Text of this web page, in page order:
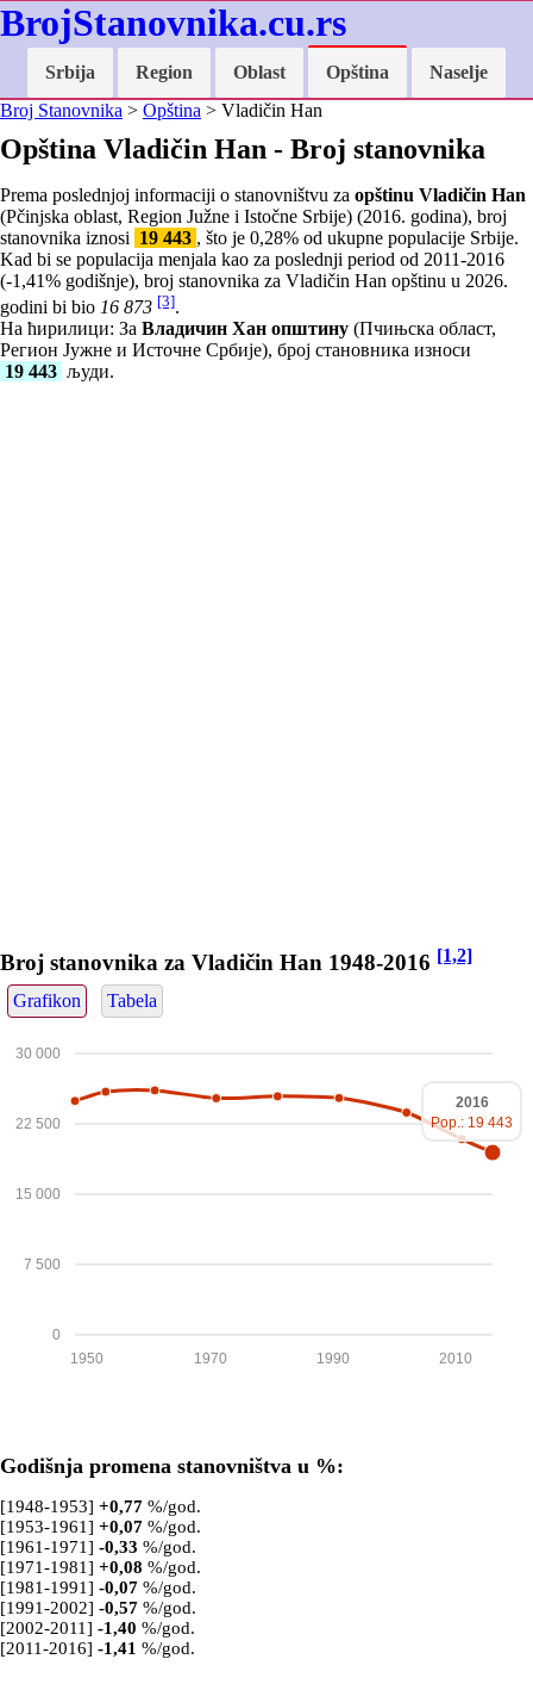
BrojStanovnika.cu.rs
Srbija Region Oblast Opština
Naselje
Broj Stanovnika > Opština > Vladičin Han
Opština Vladičin Han - Broj stanovnika
Prema poslednjoj informaciji o stanovništvu za opštinu Vladičin Han
(Pčinjska oblast, Region Južne i Istočne Srbije) (2016. godina), broj
stanovnika iznosi 19 443 , što je 0,28% od ukupne populacije Srbije.
Kad bi se populacija menjala kao za poslednji period od 2011-2016
(-1,41% godišnje), broj stanovnika za Vladičin Han opštinu u 2026.
godini bi bio 16 873 [3].
На ћирилици: За Владичин Хан општину (Пчињска област,
Регион Јужне и Источне Србије), број становника износи
19 443 људи.
Broj stanovnika za Vladičin Han 1948-2016 [1,2]
Grafikon Tabela
0
7 500
15 000
22 500
30 000
2010
1990
1970
1950
2016
Pop.: 19 443
Godišnja promena stanovništva u %:
[1948-1953] +0,77 %/god.
[1953-1961] +0,07 %/god.
[1961-1971] -0,33 %/god.
[1971-1981] +0,08 %/god.
[1981-1991] -0,07 %/god.
[1991-2002] -0,57 %/god.
[2002-2011] -1,40 %/god.
[2011-2016] -1,41 %/god.